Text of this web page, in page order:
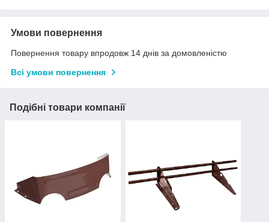
Умови повернення
Повернення товару впродовж 14 днів за домовленістю
Всі умови повернення
Подібні товари компанії